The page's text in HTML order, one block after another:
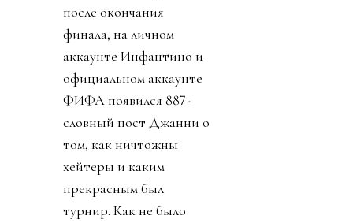
после окончания
финала, на личном
аккаунте Инфантино и
официальном аккаунте
ФИФА появился 887-
словный пост Джанни о
том, как ничтожны
хейтеры и каким
прекрасным был
турнир. Как не было